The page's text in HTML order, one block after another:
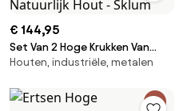
€ 144,95
Set Van 2 Hoge Krukken Van
Glamm-fluweel Bruin - Tarwe &
Sklum
Houten, industriële, metalen